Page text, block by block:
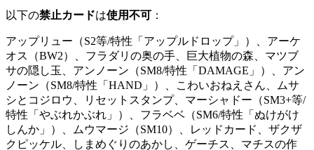
以下の禁止カードは使用不可 ：
アップリュー（S2等/特性「アップルドロップ」）、アーケ
オス（BW2）、フラダリの奥の手、巨大植物の森、マツブ
サの隠し玉、アンノーン（SM8/特性「DAMAGE」）、アン
ノーン（SM8/特性「HAND」）、こわいおねえさん、ムサ
シとコジロウ、リセットスタンプ、マーシャドー（SM3+等/
特性「やぶれかぶれ」）、フラベベ（SM6/特性「ぬけがけ
しんか」）、ムウマージ（SM10）、レッドカード、ザクザ
クピッケル、しまめぐりのあかし、ゲーチス、マチスの作